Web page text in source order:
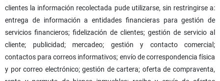
clientes la información recolectada pude utilizarse, sin restringirse a:
entrega de información a entidades financieras para gestión de
servicios financieros; fidelización de clientes; gestión de servicio al
cliente; publicidad; mercadeo; gestión y contacto comercial;
contactos para correos informativos; envío de correspondencia física
y por correo electrónico; gestión de cartera; oferta de compraventa,